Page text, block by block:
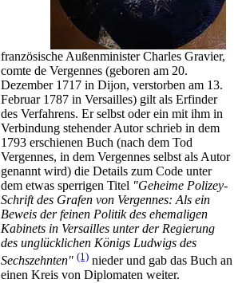
französische Außenminister Charles Gravier,
comte de Vergennes (geboren am 20.
Dezember 1717 in Dijon, verstorben am 13.
Februar 1787 in Versailles) gilt als Erfinder
des Verfahrens. Er selbst oder ein mit ihm in
Verbindung stehender Autor schrieb in dem
1793 erschienen Buch (nach dem Tod
Vergennes, in dem Vergennes selbst als Autor
genannt wird) die Details zum Code unter
dem etwas sperrigen Titel "Geheime Polizey-
Schrift des Grafen von Vergennes: Als ein
Beweis der feinen Politik des ehemaligen
Kabinets in Versailles unter der Regierung
des unglücklichen Königs Ludwigs des
Sechszehnten" (1) nieder und gab das Buch an
einen Kreis von Diplomaten weiter.